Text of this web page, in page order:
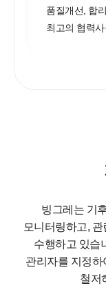
품질개선, 합
최고의 협력
빙그레는 기
모니터링하고,
수행하고 있습
관리자를 지정하
철저